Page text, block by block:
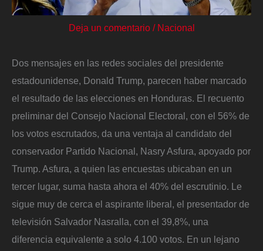
Deja un comentario / Nacional
Dos mensajes en las redes sociales del presidente
estadounidense, Donald Trump, parecen haber marcado
el resultado de las elecciones en Honduras. El recuento
preliminar del Consejo Nacional Electoral, con el 56% de
los votos escrutados, da una ventaja al candidato del
conservador Partido Nacional, Nasry Asfura, apoyado por
Trump. Asfura, a quien las encuestas ubicaban en un
tercer lugar, suma hasta ahora el 40% del escrutinio. Le
sigue muy de cerca el aspirante liberal, el presentador de
televisión Salvador Nasralla, con el 39,8%, una
diferencia equivalente a solo 4.100 votos. En un lejano